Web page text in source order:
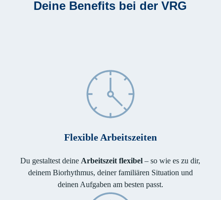
Deine Benefits bei der VRG
Flexible Arbeitszeiten
Du gestaltest deine Arbeitszeit flexibel – so wie es zu dir,
deinem Biorhythmus, deiner familiären Situation und
deinen Aufgaben am besten passt.